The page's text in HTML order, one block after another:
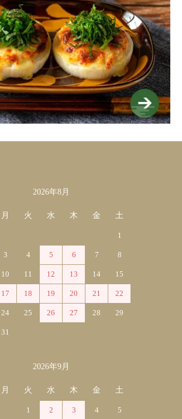
2026年8月
月 火 水 木 金 土
1
3 4 5 6 7 8
10 11 12 13 14 15
17 18 19 20 21 22
24 25 26 27 28 29
31
2026年9月
月 火 水 木 金 土
1 2 3 4 5